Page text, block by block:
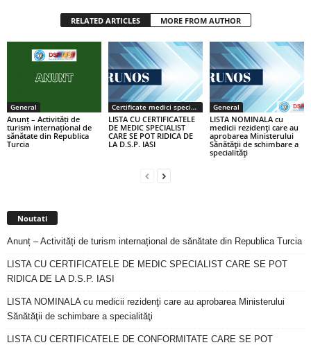
RELATED ARTICLES MORE FROM AUTHOR
General
Anunț – Activități de
turism internațional de
sănătate din Republica
Turcia
Certificate medici specialiști / primari
LISTA CU CERTIFICATELE
DE MEDIC SPECIALIST
CARE SE POT RIDICA DE
LA D.S.P. IASI
General
LISTA NOMINALA cu
medicii rezidenţi care au
aprobarea Ministerului
Sănătăţii de schimbare a
specialităţi
Noutati
Anunț – Activități de turism internațional de sănătate din Republica Turcia
LISTA CU CERTIFICATELE DE MEDIC SPECIALIST CARE SE POT
RIDICA DE LA D.S.P. IASI
LISTA NOMINALA cu medicii rezidenţi care au aprobarea Ministerului
Sănătăţii de schimbare a specialităţi
LISTA CU CERTIFICATELE DE CONFORMITATE CARE SE POT